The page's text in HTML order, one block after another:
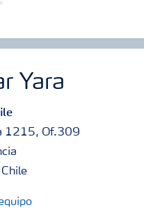
Yara
1215, Of.309